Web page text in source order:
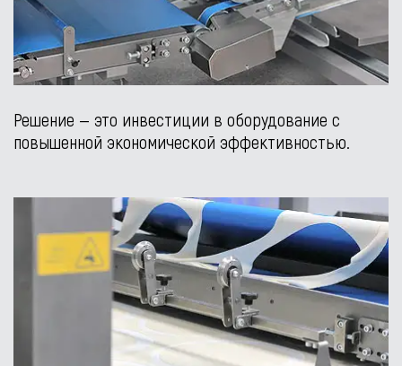
Решение — это инвестиции в оборудование с
повышенной экономической эффективностью.